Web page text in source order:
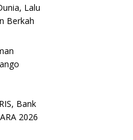
Lalu
Berkah
Bank
2026